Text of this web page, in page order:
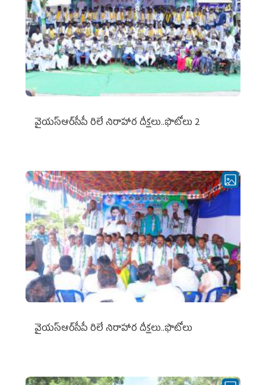
వైయ‌స్ఆర్‌సీపీ రిలే నిరాహార దీక్షలు..ఫొటోలు 2
వైయ‌స్ఆర్‌సీపీ రిలే నిరాహార దీక్షలు..ఫొటోలు